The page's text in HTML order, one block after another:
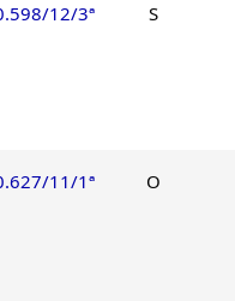
12/3ª S
11/1ª O